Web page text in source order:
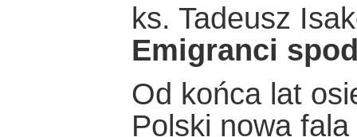
ks. Tadeusz
Emigranci
Od końca lat
Polski nowa